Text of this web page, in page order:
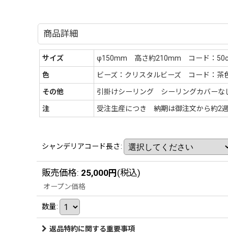
商品詳細
サイズ φ150mm 高さ約210mm コード：
色 ビーズ：クリスタルビーズ コード：
その他 引掛けシーリング シーリングカバ
注 受注生産につき 納期は御注文から約2
シャンデリアコード長さ:
販売価格: 25,000円 (税込)
オープン価格
数量:
返品特約に関する重要事項